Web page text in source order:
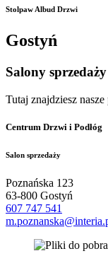
Stolpaw Albud Drzwi
Gostyń
Salony
Tutaj znajdziesz
Centrum Drzwi i Podłóg
Salon sprzedaży
Poznańska 123
63-800 Gostyń
607 747 541